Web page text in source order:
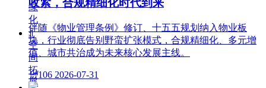
绿
化
ꀉ
空
间
拓
展
收紧，合规精细化时代到来
伴随《物业管理条例》修订、十五五规划纳入物业板
块，行业彻底告别野蛮扩张模式，合规精细化、多元增
值、城市共治成为未来核心发展主线。
넶106 2026-07-31